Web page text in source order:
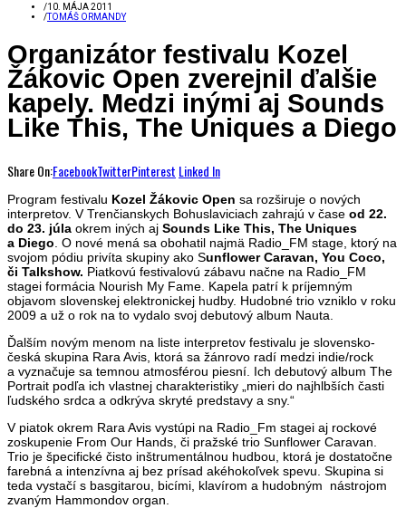
/10. MÁJA 2011
/TOMÁŠ ORMANDY
Organizátor festivalu Kozel
Žákovic Open zverejnil ďalšie
kapely. Medzi inými aj Sounds
Like This, The Uniques a Diego
Share On:FacebookTwitterPinterest Linked In
Program festivalu Kozel Žákovic Open sa rozširuje o nových
interpretov. V Trenčianskych Bohuslaviciach zahrajú v čase od 22.
do 23. júla okrem iných aj Sounds Like This, The Uniques
a Diego . O nové mená sa obohatil najmä Radio_FM stage, ktorý na
svojom pódiu privíta skupiny ako Sunflower Caravan, You Coco,
či Talkshow. Piatkovú festivalovú zábavu načne na Radio_FM
stagei formácia Nourish My Fame. Kapela patrí k príjemným
objavom slovenskej elektronickej hudby. Hudobné trio vzniklo v roku
2009 a už o rok na to vydalo svoj debutový album Nauta.
Ďalším novým menom na liste interpretov festivalu je slovensko-
česká skupina Rara Avis, ktorá sa žánrovo radí medzi indie/rock
a vyznačuje sa temnou atmosférou piesní. Ich debutový album The
Portrait podľa ich vlastnej charakteristiky „mieri do najhlbších časti
ľudského srdca a odkrýva skryté predstavy a sny.“
V piatok okrem Rara Avis vystúpi na Radio_Fm stagei aj rockové
zoskupenie From Our Hands, či pražské trio Sunflower Caravan.
Trio je špecifické čisto inštrumentálnou hudbou, ktorá je dostatočne
farebná a intenzívna aj bez prísad akéhokoľvek spevu. Skupina si
teda vystačí s basgitarou, bicími, klavírom a hudobným nástrojom
zvaným Hammondov organ.